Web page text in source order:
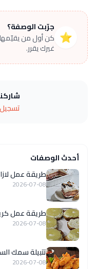
⭐
جرّبت الوصفة؟
كن أول من
غيرك يقرر.
أحدث الوصفات
طريقة عمل
2026-07-08
طريقة عمل
2026-07-08
تتبيلة سمك
2026-07-08